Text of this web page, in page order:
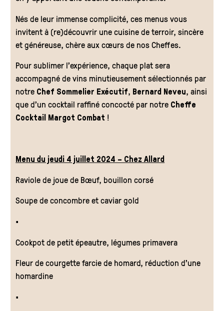
Nés de leur immense complicité, ces menus vous
invitent à (re)découvrir une cuisine de terroir, sincère
et généreuse, chère aux cœurs de nos Cheffes.
Pour sublimer l’expérience, chaque plat sera
accompagné de vins minutieusement sélectionnés par
notre Chef Sommelier Exécutif, Bernard Neveu, ainsi
que d’un cocktail raffiné concocté par notre Cheffe
Cocktail Margot Combat !
Menu du jeudi 4 juillet 2024 – Chez Allard
Raviole de joue de Bœuf, bouillon corsé
Soupe de concombre et caviar gold
•
Cookpot de petit épeautre, légumes primavera
Fleur de courgette farcie de homard, réduction d’une
homardine
•